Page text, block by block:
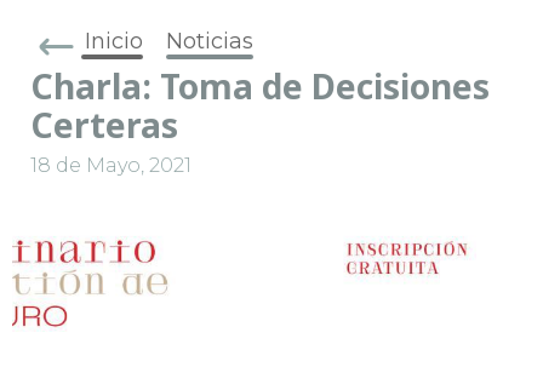
Inicio Noticias
Charla: Toma de Decisiones
Certeras
18 de Mayo, 2021